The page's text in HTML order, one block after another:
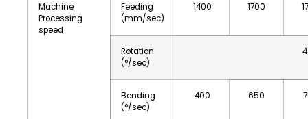
Machine
Processing
speed
Feeding
(mm/sec)
1400 1700
Rotation
(°/sec)
Bending
(°/sec)
400 650